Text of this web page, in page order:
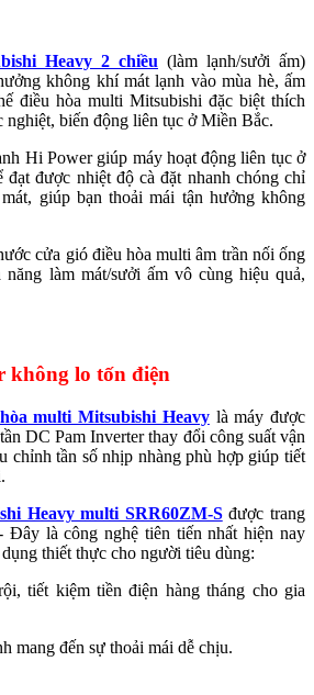
Heavy 2 chiều (làm lạnh/sưởi ấm)
không khí mát lạnh vào mùa hè, ấm
điều hòa multi Mitsubishi đặc biệt thích
biến động liên tục ở Miền Bắc.
Hi Power giúp máy hoạt động liên tục ở
đạt được nhiệt độ cà đặt nhanh chóng chỉ
giúp bạn thoải mái tận hưởng không
cửa gió điều hòa multi âm trần nối ống
làm mát/sưởi ấm vô cùng hiệu quả,
không lo tốn điện
multi Mitsubishi Heavylà máy được
DC Pam Inverter thay đổi công suất vận
chỉnh tần số nhịp nhàng phù hợp giúp tiết
Heavy multi SRR60ZM-Sđược trang
là công nghệ tiên tiến nhất hiện nay
thiết thực cho người tiêu dùng:
tiết kiệm tiền điện hàng tháng cho gia
mang đến sự thoải mái dễ chịu.